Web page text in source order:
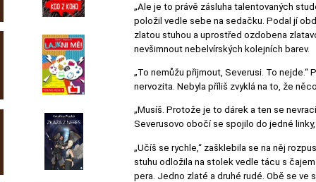
„Ale je to právě zásluha talentovaných
položil vedle sebe na sedačku. Podal jí
zlatou stuhou a uprostřed ozdobena
nevšimnout nebelvírských kolejních barev.
„To nemůžu přijmout, Severusi. To
nervozita. Nebyla příliš zvyklá na to, že
„Musíš. Protože je to dárek a ten se
Severusovo obočí se spojilo do jedné linky,
„Učíš se rychle,“ zašklebila se na něj
stuhu odložila na stolek vedle tácu s
pera. Jedno zlaté a druhé rudé. Obě se ve